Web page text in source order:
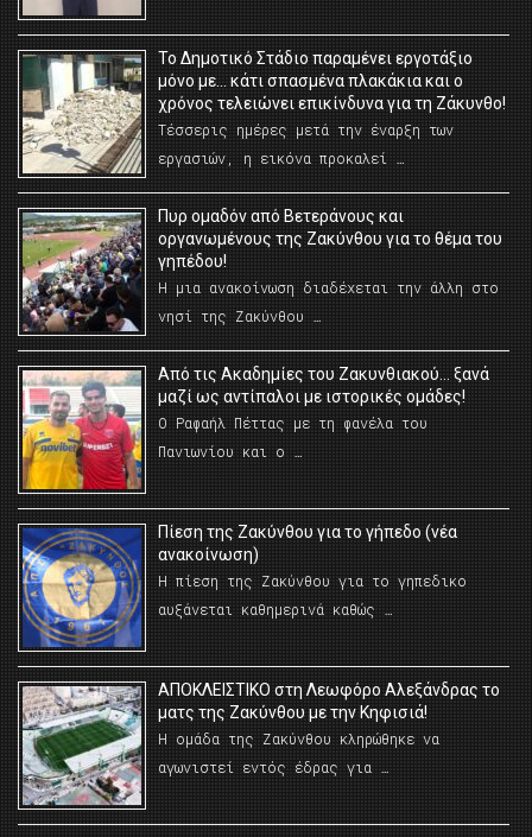
Το Δημοτικό Στάδιο παραμένει εργοτάξιο
μόνο με… κάτι σπασμένα πλακάκια και ο
χρόνος τελειώνει επικίνδυνα για τη Ζάκυνθο!
Τέσσερις ημέρες μετά την έναρξη των
εργασιών, η εικόνα προκαλεί …
Πυρ ομαδόν από Βετεράνους και
οργανωμένους της Ζακύνθου για το θέμα του
γηπέδου!
Η μια ανακοίνωση διαδέχεται την άλλη στο
νησί της Ζακύνθου …
Από τις Ακαδημίες του Ζακυνθιακού… ξανά
μαζί ως αντίπαλοι με ιστορικές ομάδες!
Ο Ραφαήλ Πέττας με τη φανέλα του
Πανιωνίου και ο …
Πίεση της Ζακύνθου για το γήπεδο (νέα
ανακοίνωση)
Η πίεση της Ζακύνθου για το γηπεδικο
αυξάνεται καθημερινά καθώς …
AΠΟΚΛΕΙΣΤΙΚΟ στη Λεωφόρο Αλεξάνδρας το
ματς της Ζακύνθου με την Κηφισιά!
Η ομάδα της Ζακύνθου κληρώθηκε να
αγωνιστεί εντός έδρας για …